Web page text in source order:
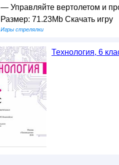
— Управляйте вертолетом и
Размер: 71.23Mb Скачать игру
Игры стрелялки
Технология, 6